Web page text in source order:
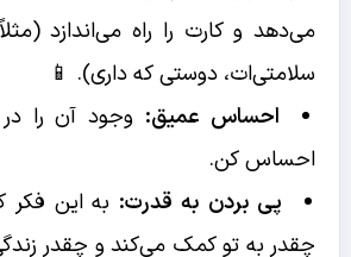
می‌دهد و کارت را راه می‌اندازد
سلامتی‌ات، دوستی که داری). 📱
احساس عمیق: وجود آن را
احساس کن.
پی بردن به قدرت: به این
چقدر به تو کمک می‌کند و چقدر